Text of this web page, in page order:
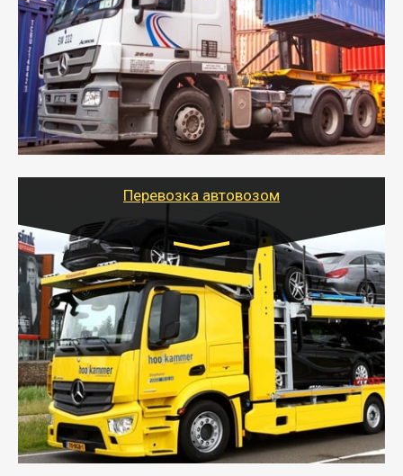
- Контейнерные грузоперевозки на специальном
оборудованном транспорте быстро, качественно и
безопасно.
- Наша транспортная компания поможет
организовать доставку в порт и из порта
стандартных контейнеров на контейнеровозе,
шаландах и площадках (открытых кузовах),
используя надежные крепления.
Перевозка автовозом
Цена за км. Рассчитывается
индивидуально
- Перевозка автовозом от Тайгер Логистик – это
быстрый и безопасный способ доставить несколько
легковых автомобилей за одну поездку в другой
город.
- Наша транспортная компания организует доставку
машин автовозом, подобрав оптимальный маршрут с
учетом всех особенности по пути следования.